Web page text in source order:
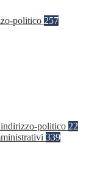
politico 257
politico 22
339